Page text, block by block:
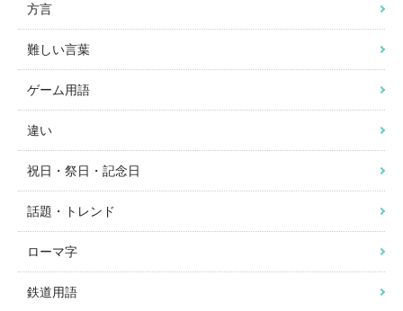
方言
難しい言葉
ゲーム用語
違い
祝日・祭日・記念日
話題・トレンド
ローマ字
鉄道用語